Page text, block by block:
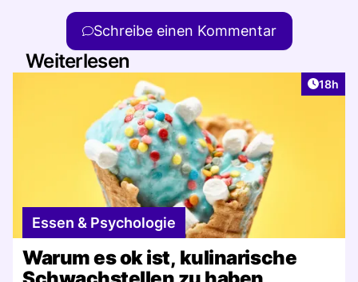
Schreibe einen Kommentar
Weiterlesen
Artikel
18h
Essen & Psychologie
Warum es ok ist, kulinarische